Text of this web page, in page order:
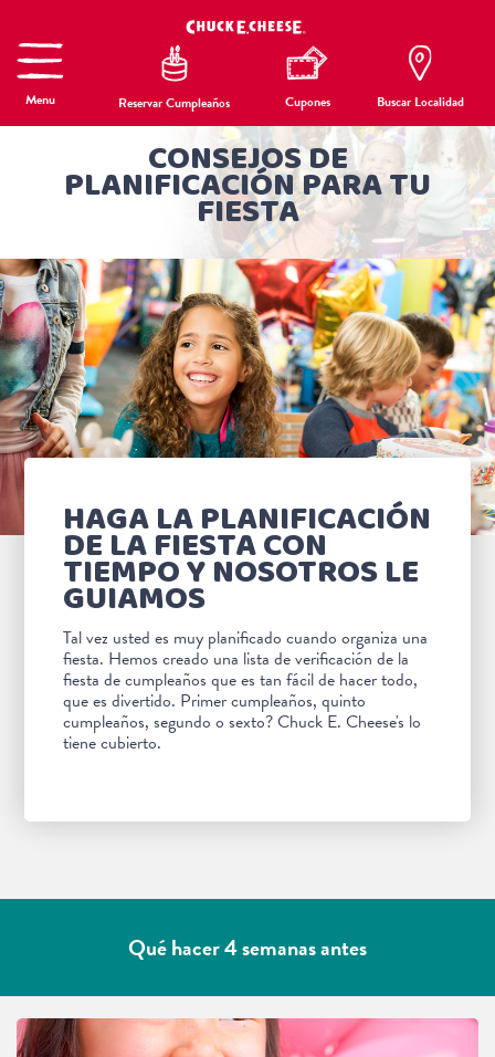
Menu Reservar Cumpleaños Cupones Buscar Localidad
CONSEJOS DE
PLANIFICACIÓN PARA TU
FIESTA
HAGA LA PLANIFICACIÓN
DE LA FIESTA CON
TIEMPO Y NOSOTROS LE
GUIAMOS
Tal vez usted es muy planificado cuando organiza una
fiesta. Hemos creado una lista de verificación de la
fiesta de cumpleaños que es tan fácil de hacer todo,
que es divertido. Primer cumpleaños, quinto
cumpleaños, segundo o sexto? Chuck E. Cheese's lo
tiene cubierto.
Qué hacer 4 semanas antes